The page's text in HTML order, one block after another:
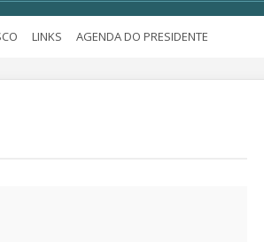
LINKS AGENDA DO PRESIDENTE